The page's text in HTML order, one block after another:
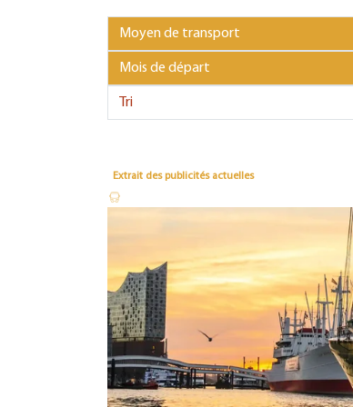
Extrait des publicités actuelles